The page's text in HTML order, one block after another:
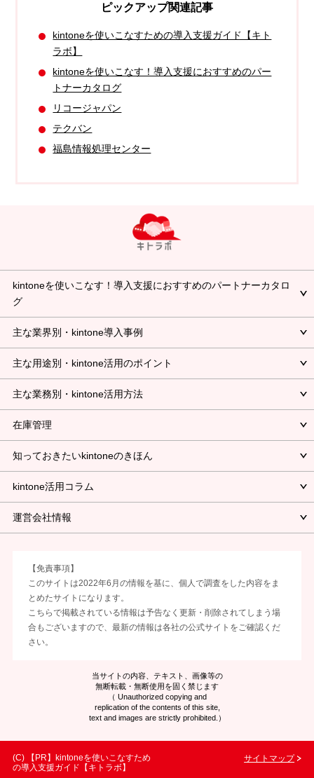
ピックアップ関連記事
kintoneを使いこなすための導入支援ガイド【キト
ラボ】
kintoneを使いこなす！導入支援におすすめのパー
トナーカタログ
リコージャパン
テクバン
福島情報処理センター
kintoneを使いこなす！導入支援におすすめのパートナーカタロ
グ
主な業界別・kintone導入事例
主な用途別・kintone活用のポイント
主な業務別・kintone活用方法
在庫管理
知っておきたいkintoneのきほん
kintone活用コラム
運営会社情報
【免責事項】
このサイトは2022年6月の情報を基に、個人で調査をした内容をま
とめたサイトになります。
こちらで掲載されている情報は予告なく更新・削除されてしまう場
合もございますので、最新の情報は各社の公式サイトをご確認くだ
さい。
当サイトの内容、テキスト、画像等の
無断転載・無断使用を固く禁じます
（ Unauthorized copying and
replication of the contents of this site,
text and images are strictly prohibited.）
サイトマップ
(C)
kintoneを使いこなすため
の導入支援ガイド【キトラボ】